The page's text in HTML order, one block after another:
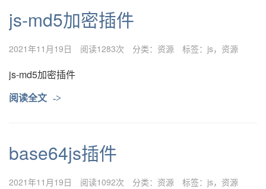
js-md5加密插件
2021年11月19日 阅读1283次 分类： 资源 标签： js 资源
js-md5加密插件
阅读全文 ->
base64js插件
2021年11月19日 阅读1092次 分类： 资源 标签： js 资源